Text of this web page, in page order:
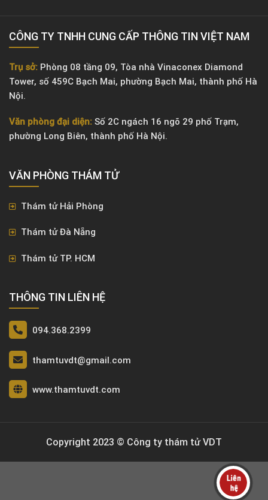
CÔNG TY TNHH CUNG CẤP THÔNG TIN VIỆT NAM
Trụ sở: Phòng 08 tầng 09, Tòa nhà Vinaconex Diamond
Tower, số 459C Bạch Mai, phường Bạch Mai, thành phố Hà
Nội.
Văn phòng đại diện: Số 2C ngách 16 ngõ 29 phố Trạm,
phường Long Biên, thành phố Hà Nội.
VĂN PHÒNG ​THÁM TỬ
Thám tử Hải Phòng
Thám tử Đà Nẵng
Thám tử TP. HCM
THÔNG TIN LIÊN HỆ
094.368.2399
thamtuvdt@gmail.com
www.thamtuvdt.com
Copyright 2023 © Công ty thám tử VDT